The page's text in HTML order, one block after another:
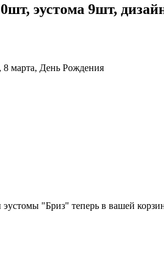
эустома 9шт,
8 марта, День Рождения
"Бриз" теперь в вашей